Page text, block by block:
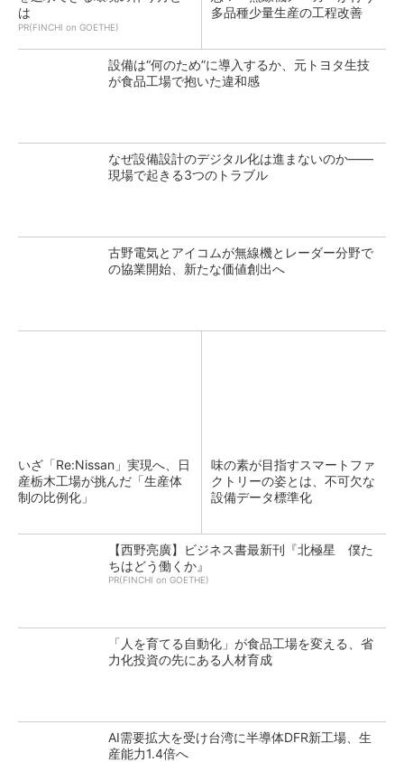
は
PR(FINCHI on GOETHE)
多品種少量生産の工程改善
設備は“何のため”に導入するか、元トヨタ生技
が食品工場で抱いた違和感
なぜ設備設計のデジタル化は進まないのか――
現場で起きる3つのトラブル
古野電気とアイコムが無線機とレーダー分野で
の協業開始、新たな価値創出へ
いざ「Re:Nissan」実現へ、日
産栃木工場が挑んだ「生産体
制の比例化」
味の素が目指すスマートファ
クトリーの姿とは、不可欠な
設備データ標準化
【西野亮廣】ビジネス書最新刊『北極星 僕た
ちはどう働くか』
PR(FINCHI on GOETHE)
「人を育てる自動化」が食品工場を変える、省
力化投資の先にある人材育成
AI需要拡大を受け台湾に半導体DFR新工場、生
産能力1.4倍へ